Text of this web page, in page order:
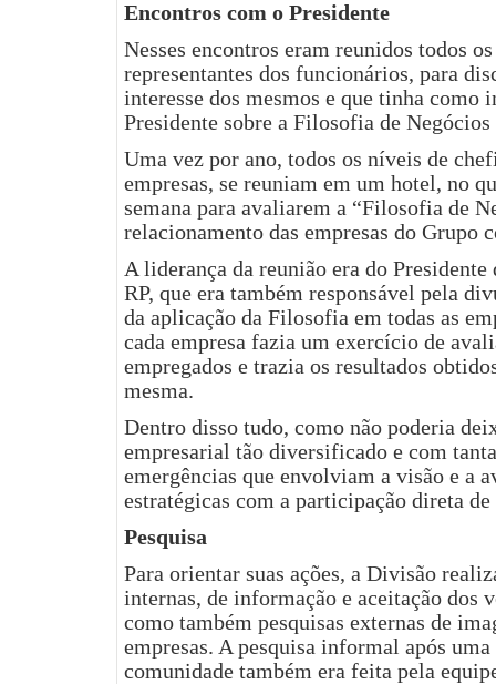
Encontros com o Presidente
Nesses encontros eram reunidos todos
representantes dos funcionários, para
interesse dos mesmos e que tinha como
Presidente sobre a Filosofia de
Uma vez por ano, todos os níveis de
empresas, se reuniam em um hotel, no
semana para avaliarem a “Filosofia de
relacionamento das empresas do Grupo
A liderança da reunião era do Presidente
RP, que era também responsável pela
da aplicação da Filosofia em todas as
cada empresa fazia um exercício de
empregados e trazia os resultados
mesma.
Dentro disso tudo, como não poderia
empresarial tão diversificado e com
emergências que envolviam a visão e a
estratégicas com a participação direta de
Pesquisa
Para orientar suas ações, a Divisão
internas, de informação e aceitação dos
como também pesquisas externas de
empresas. A pesquisa informal após
comunidade também era feita pela